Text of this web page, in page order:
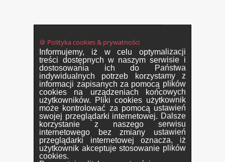
🍪 Polityka cookies & prywatności
Informujemy, iż w celu optymalizacji
treści dostępnych w naszym serwisie i
dostosowania ich do Państwa
indywidualnych potrzeb korzystamy z
informacji zapisanych za pomocą plików
cookies na urządzeniach końcowych
użytkowników. Pliki cookies użytkownik
może kontrolować za pomocą ustawień
swojej przeglądarki internetowej. Dalsze
korzystanie z naszego serwisu
internetowego bez zmiany ustawień
przeglądarki internetowej oznacza, iż
użytkownik akceptuje stosowanie plików
cookies.